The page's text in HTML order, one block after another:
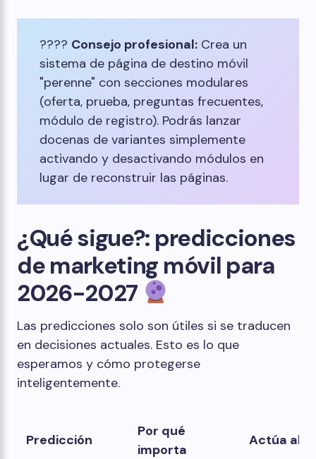
???? Consejo profesional: Crea un
sistema de página de destino móvil
"perenne" con secciones modulares
(oferta, prueba, preguntas frecuentes,
módulo de registro). Podrás lanzar
docenas de variantes simplemente
activando y desactivando módulos en
lugar de reconstruir las páginas.
¿Qué sigue?: predicciones
de marketing móvil para
2026-2027
Las predicciones solo son útiles si se traducen
en decisiones actuales. Esto es lo que
esperamos y cómo protegerse
inteligentemente.
Predicción
Por qué
importa
Actúa